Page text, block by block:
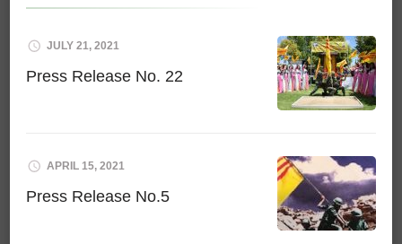
JULY 21, 2021
Press Release No. 22
APRIL 15, 2021
Press Release No.5